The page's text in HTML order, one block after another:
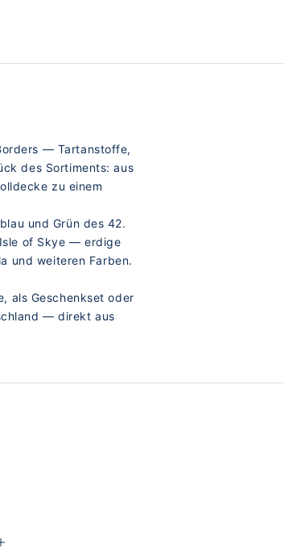
— Tartanstoffe,
des Sortiments: aus
zu einem
und Grün des 42.
of Skye — erdige
und weiteren Farben.
als Geschenkset oder
— direkt aus